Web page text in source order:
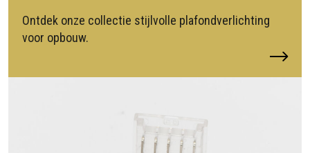
Ontdek onze collectie stijlvolle plafondverlichting
voor opbouw.